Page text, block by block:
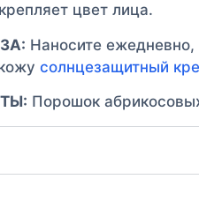
цвет лица.
Наносите
солнцезащитный
Порошок